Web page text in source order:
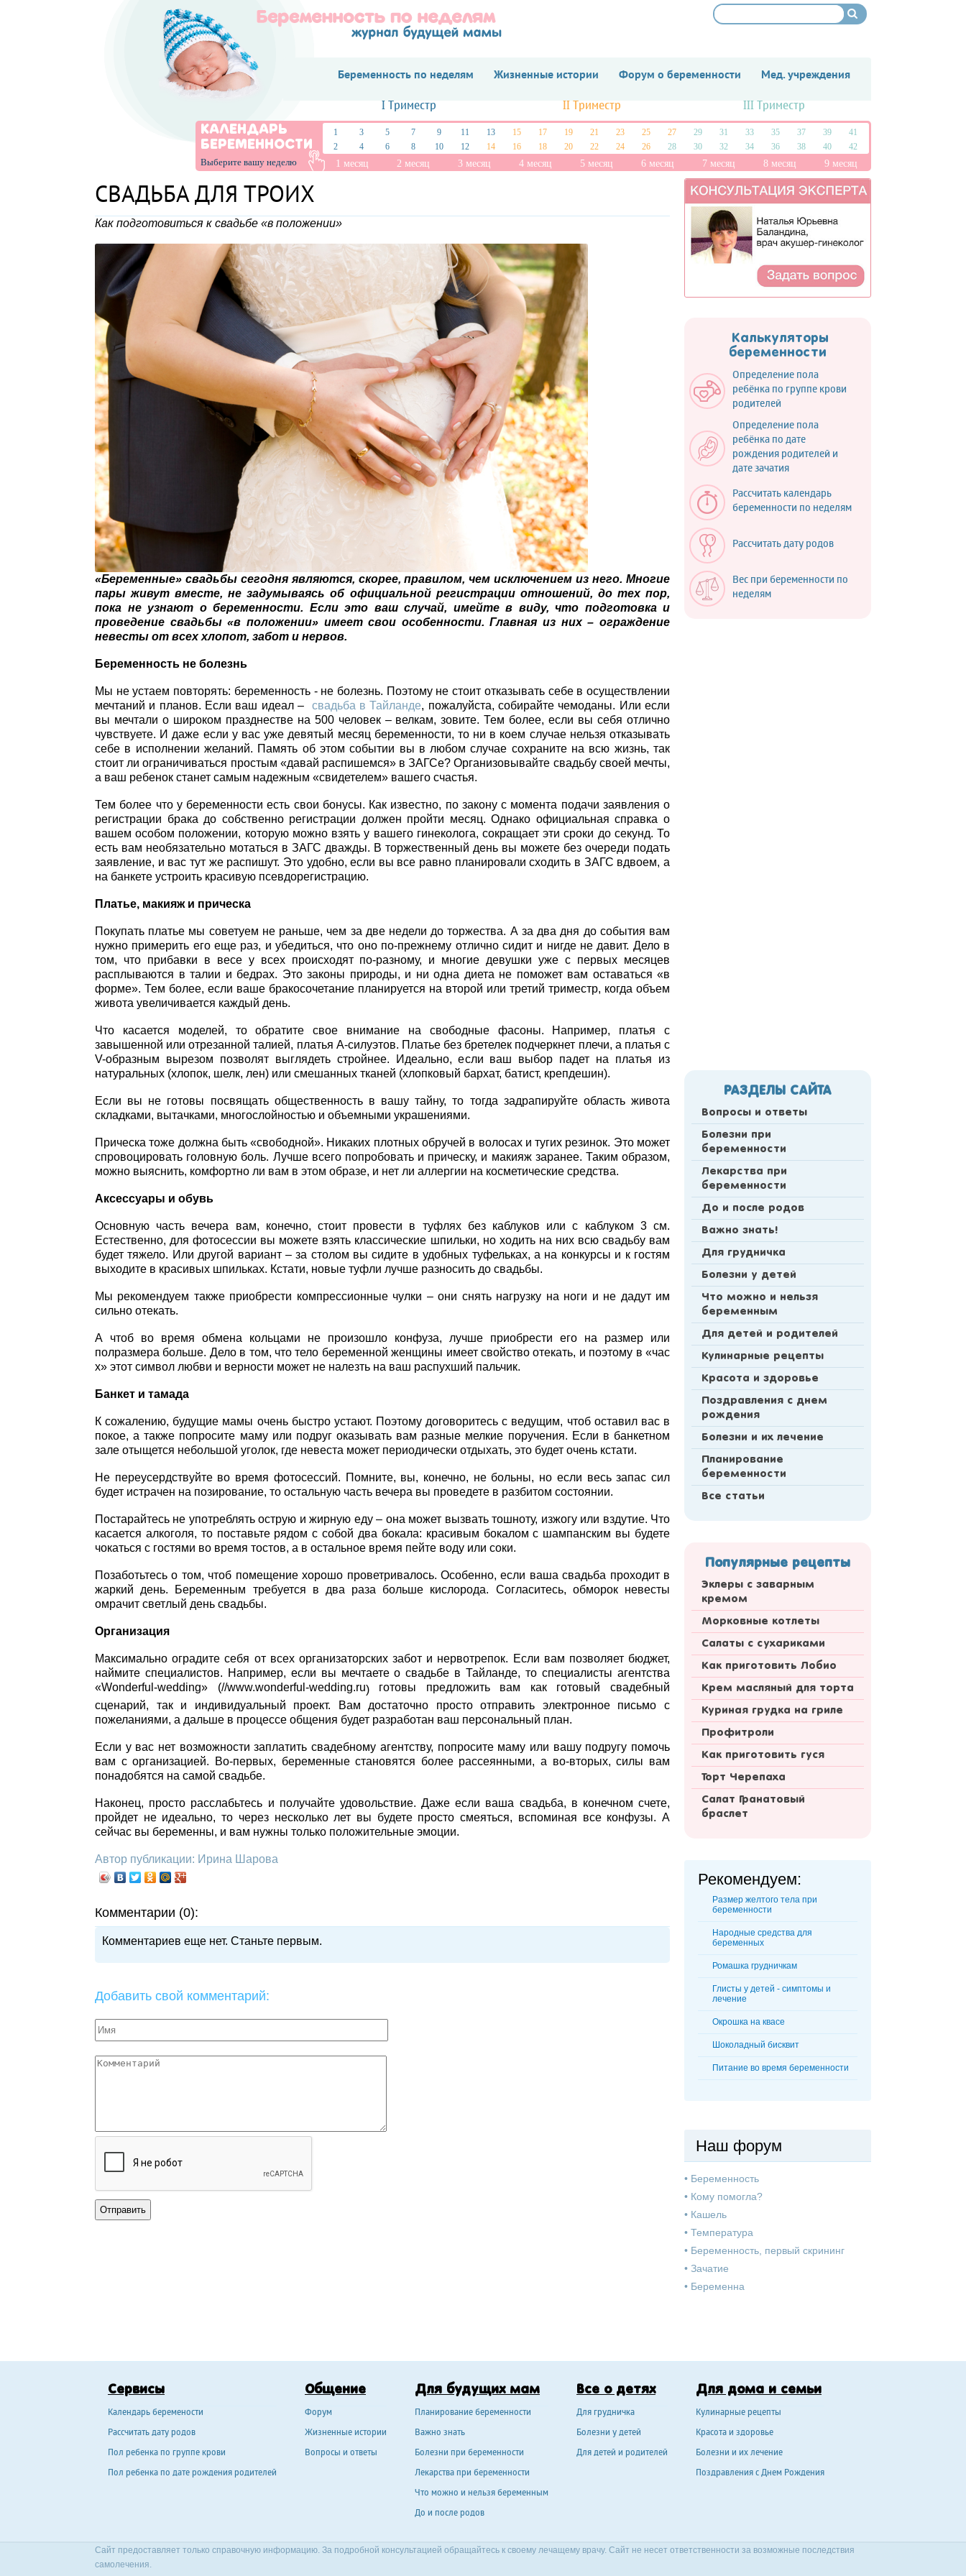
Беременность по неделям Жизненные истории Форум о беременности Мед. учреждения
I Триместр II Триместр III Триместр
КАЛЕНДАРЬ
БЕРЕМЕННОСТИ
Выберите вашу неделю
1 3 5 7 9 11 13 15 17 19 21 23 25 27 29 31 33 35 37 39
41
2
4 6 8 10 12 14 16 18 20 22 24 26 28 30 32 34 36 38 40 42
1 месяц 2 месяц 3 месяц 4 месяц 5 месяц 6 месяц 7 месяц 8 месяц 9 месяц
СВАДЬБА ДЛЯ ТРОИХ
Как подготовиться к свадьбе «в положении»
«Беременные» свадьбы сегодня являются, скорее, правилом, чем исключением из него. Многие
пары живут вместе, не задумываясь об официальной регистрации отношений, до тех пор,
пока не узнают о беременности. Если это ваш случай, имейте в виду, что подготовка и
проведение свадьбы «в положении» имеет свои особенности. Главная из них – ограждение
невесты от всех хлопот, забот и нервов.
Беременность не болезнь
Мы не устаем повторять: беременность - не болезнь. Поэтому не стоит отказывать себе в осуществлении
мечтаний и планов. Если ваш идеал – свадьба в Тайланде, пожалуйста, собирайте чемоданы. Или если
вы мечтали о широком празднестве на 500 человек – велкам, зовите. Тем более, если вы себя отлично
чувствуете. И даже если у вас уже девятый месяц беременности, то ни в коем случае нельзя отказывать
себе в исполнении желаний. Память об этом событии вы в любом случае сохраните на всю жизнь, так
стоит ли ограничиваться простым «давай распишемся» в ЗАГСе? Организовывайте свадьбу своей мечты,
а ваш ребенок станет самым надежным «свидетелем» вашего счастья.
Тем более что у беременности есть свои бонусы. Как известно, по закону с момента подачи заявления о
регистрации брака до собственно регистрации должен пройти месяц. Однако официальная справка о
вашем особом положении, которую можно взять у вашего гинеколога, сокращает эти сроки до секунд. То
есть вам необязательно мотаться в ЗАГС дважды. В торжественный день вы можете без очереди подать
заявление, и вас тут же распишут. Это удобно, если вы все равно планировали сходить в ЗАГС вдвоем, а
на банкете устроить красивую псевдорегистрацию.
Платье, макияж и прическа
Покупать платье мы советуем не раньше, чем за две недели до торжества. А за два дня до события вам
нужно примерить его еще раз, и убедиться, что оно по-прежнему отлично сидит и нигде не давит. Дело в
том, что прибавки в весе у всех происходят по-разному, и многие девушки уже с первых месяцев
расплываются в талии и бедрах. Это законы природы, и ни одна диета не поможет вам оставаться «в
форме». Тем более, если ваше бракосочетание планируется на второй или третий триместр, когда объем
живота увеличивается каждый день.
Что касается моделей, то обратите свое внимание на свободные фасоны. Например, платья с
завышенной или отрезанной талией, платья А-силуэтов. Платье без бретелек подчеркнет плечи, а платья с
V-образным вырезом позволят выглядеть стройнее. Идеально, если ваш выбор падет на платья из
натуральных (хлопок, шелк, лен) или смешанных тканей (хлопковый бархат, батист, крепдешин).
Если вы не готовы посвящать общественность в вашу тайну, то тогда задрапируйте область живота
складками, вытачками, многослойностью и объемными украшениями.
Прическа тоже должна быть «свободной». Никаких плотных обручей в волосах и тугих резинок. Это может
спровоцировать головную боль. Лучше всего попробовать и прическу, и макияж заранее. Таким образом,
можно выяснить, комфортно ли вам в этом образе, и нет ли аллергии на косметические средства.
Аксессуары и обувь
Основную часть вечера вам, конечно, стоит провести в туфлях без каблуков или с каблуком 3 см.
Естественно, для фотосессии вы можете взять классические шпильки, но ходить на них всю свадьбу вам
будет тяжело. Или другой вариант – за столом вы сидите в удобных туфельках, а на конкурсы и к гостям
выходите в красивых шпильках. Кстати, новые туфли лучше разносить до свадьбы.
Мы рекомендуем также приобрести компрессионные чулки – они снять нагрузку на ноги и не дадут им
сильно отекать.
А чтоб во время обмена кольцами не произошло конфуза, лучше приобрести его на размер или
полразмера больше. Дело в том, что тело беременной женщины имеет свойство отекать, и поэтому в «час
х» этот символ любви и верности может не налезть на ваш распухший пальчик.
Банкет и тамада
К сожалению, будущие мамы очень быстро устают. Поэтому договоритесь с ведущим, чтоб оставил вас в
покое, а также попросите маму или подруг оказывать вам разные мелкие поручения. Если в банкетном
зале отыщется небольшой уголок, где невеста может периодически отдыхать, это будет очень кстати.
Не переусердствуйте во время фотосессий. Помните, вы, конечно, не больны, но если весь запас сил
будет истрачен на позирование, то остальную часть вечера вы проведете в разбитом состоянии.
Постарайтесь не употреблять острую и жирную еду – она может вызвать тошноту, изжогу или вздутие. Что
касается алкоголя, то поставьте рядом с собой два бокала: красивым бокалом с шампанским вы будете
чокаться с гостями во время тостов, а в остальное время пейте воду или соки.
Позаботьтесь о том, чтоб помещение хорошо проветривалось. Особенно, если ваша свадьба проходит в
жаркий день. Беременным требуется в два раза больше кислорода. Согласитесь, обморок невесты
омрачит светлый день свадьбы.
Организация
Максимально оградите себя от всех организаторских забот и нервотрепок. Если вам позволяет бюджет,
наймите специалистов. Например, если вы мечтаете о свадьбе в Тайланде, то специалисты агентства
«Wonderful-wedding» (//www.wonderful-wedding.ru) готовы предложить вам как готовый свадебный
сценарий, так и индивидуальный проект. Вам достаточно просто отправить электронное письмо с
пожеланиями, а дальше в процессе общения будет разработан ваш персональный план.
Если у вас нет возможности заплатить свадебному агентству, попросите маму или вашу подругу помочь
вам с организацией. Во-первых, беременные становятся более рассеянными, а во-вторых, силы вам
понадобятся на самой свадьбе.
Наконец, просто расслабьтесь и получайте удовольствие. Даже если ваша свадьба, в конечном счете,
пройдет не идеально, то через несколько лет вы будете просто смеяться, вспоминая все конфузы. А
сейчас вы беременны, и вам нужны только положительные эмоции.
Автор публикации: Ирина Шарова
Комментарии (0):
Комментариев еще нет. Станьте первым.
Добавить свой комментарий:
Калькуляторы
беременности
Определение пола
ребёнка по группе крови
родителей
Определение пола
ребёнка по дате
рождения родителей и
дате зачатия
Рассчитать календарь
беременности по неделям
Рассчитать дату родов
Вес при беременности по
неделям
РАЗДЕЛЫ САЙТА
Вопросы и ответы
Болезни при
беременности
Лекарства при
беременности
До и после родов
Важно знать!
Для грудничка
Болезни у детей
Что можно и нельзя
беременным
Для детей и родителей
Кулинарные рецепты
Красота и здоровье
Поздравления с днем
рождения
Болезни и их лечение
Планирование
беременности
Все статьи
Популярные рецепты
Эклеры с заварным
кремом
Морковные котлеты
Салаты с сухариками
Как приготовить Лобио
Крем масляный для торта
Куриная грудка на гриле
Профитроли
Как приготовить гуся
Торт Черепаха
Салат Гранатовый
браслет
Рекомендуем:
Размер желтого тела при
беременности
Народные средства для
беременных
Ромашка грудничкам
Глисты у детей - симптомы и
лечение
Окрошка на квасе
Шоколадный бисквит
Питание во время беременности
Наш форум
• Беременность
• Кому помогла?
• Кашель
• Температура
• Беременность, первый скрининг
• Зачатие
• Беременна
Сервисы
Календарь беремености
Рассчитать дату родов
Пол ребенка по группе крови
Пол ребенка по дате рождения родителей
Общение
Форум
Жизненные истории
Вопросы и ответы
Для будущих мам
Планирование беременности
Важно знать
Болезни при беременности
Лекарства при беременности
Что можно и нельзя беременным
До и после родов
Все о детях
Для грудничка
Болезни у детей
Для детей и родителей
Для дома и семьи
Кулинарные рецепты
Красота и здоровье
Болезни и их лечение
Поздравления с Днем Рождения
Сайт предоставляет только справочную информацию. За подробной консультацией обращайтесь к своему лечащему врачу. Сайт не несет ответственности за возможные последствия
самолечения.